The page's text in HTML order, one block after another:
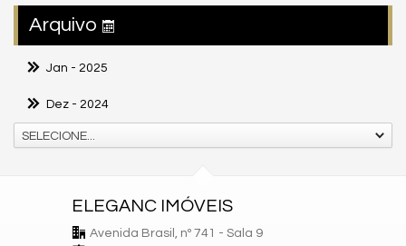
Arquivo
Jan - 2025
Dez - 2024
SELECIONE...
ELEGANC IMÓVEIS
Avenida Brasil, nº 741 - Sala 9